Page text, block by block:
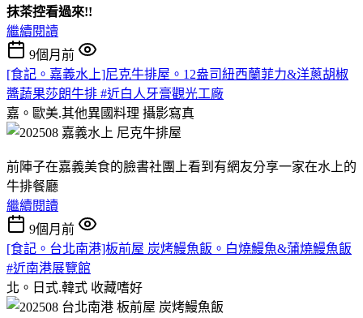
抹茶控看過來!!
繼續閱讀
9個月前
[食記。嘉義水上]尼克牛排屋。12盎司紐西蘭菲力&洋蔥胡椒
醬蔬果莎朗牛排 #近白人牙膏觀光工廠
嘉。歐美.其他異國料理 攝影寫真
前陣子在嘉義美食的臉書社團上看到有網友分享一家在水上的
牛排餐廳
繼續閱讀
9個月前
[食記。台北南港]板前屋 炭烤鰻魚飯。白燒鰻魚&蒲燒鰻魚飯
#近南港展覽館
北。日式.韓式 收藏嗜好